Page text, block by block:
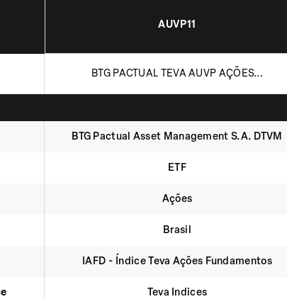
AUVP11
BTG PACTUAL TEVA AUVP AÇÕES...
BTG Pactual Asset Management S.A. DTVM
ETF
Ações
Brasil
IAFD - Índice Teva Ações Fundamentos
Teva Indices